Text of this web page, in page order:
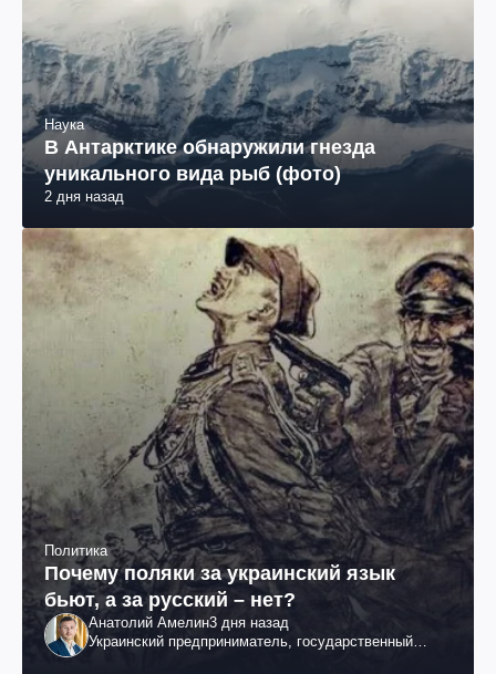
Наука
В Антарктике обнаружили гнезда
уникального вида рыб (фото)
2 дня назад
Политика
Почему поляки за украинский язык
бьют, а за русский – нет?
Анатолий Амелин3 дня назад
Украинский предприниматель, государственный